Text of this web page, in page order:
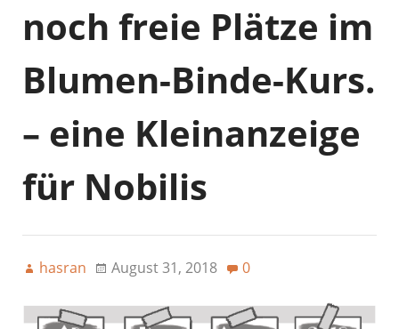
noch freie Plätze im
Blumen-Binde-Kurs.
– eine Kleinanzeige
für Nobilis
hasran August 31, 2018 0